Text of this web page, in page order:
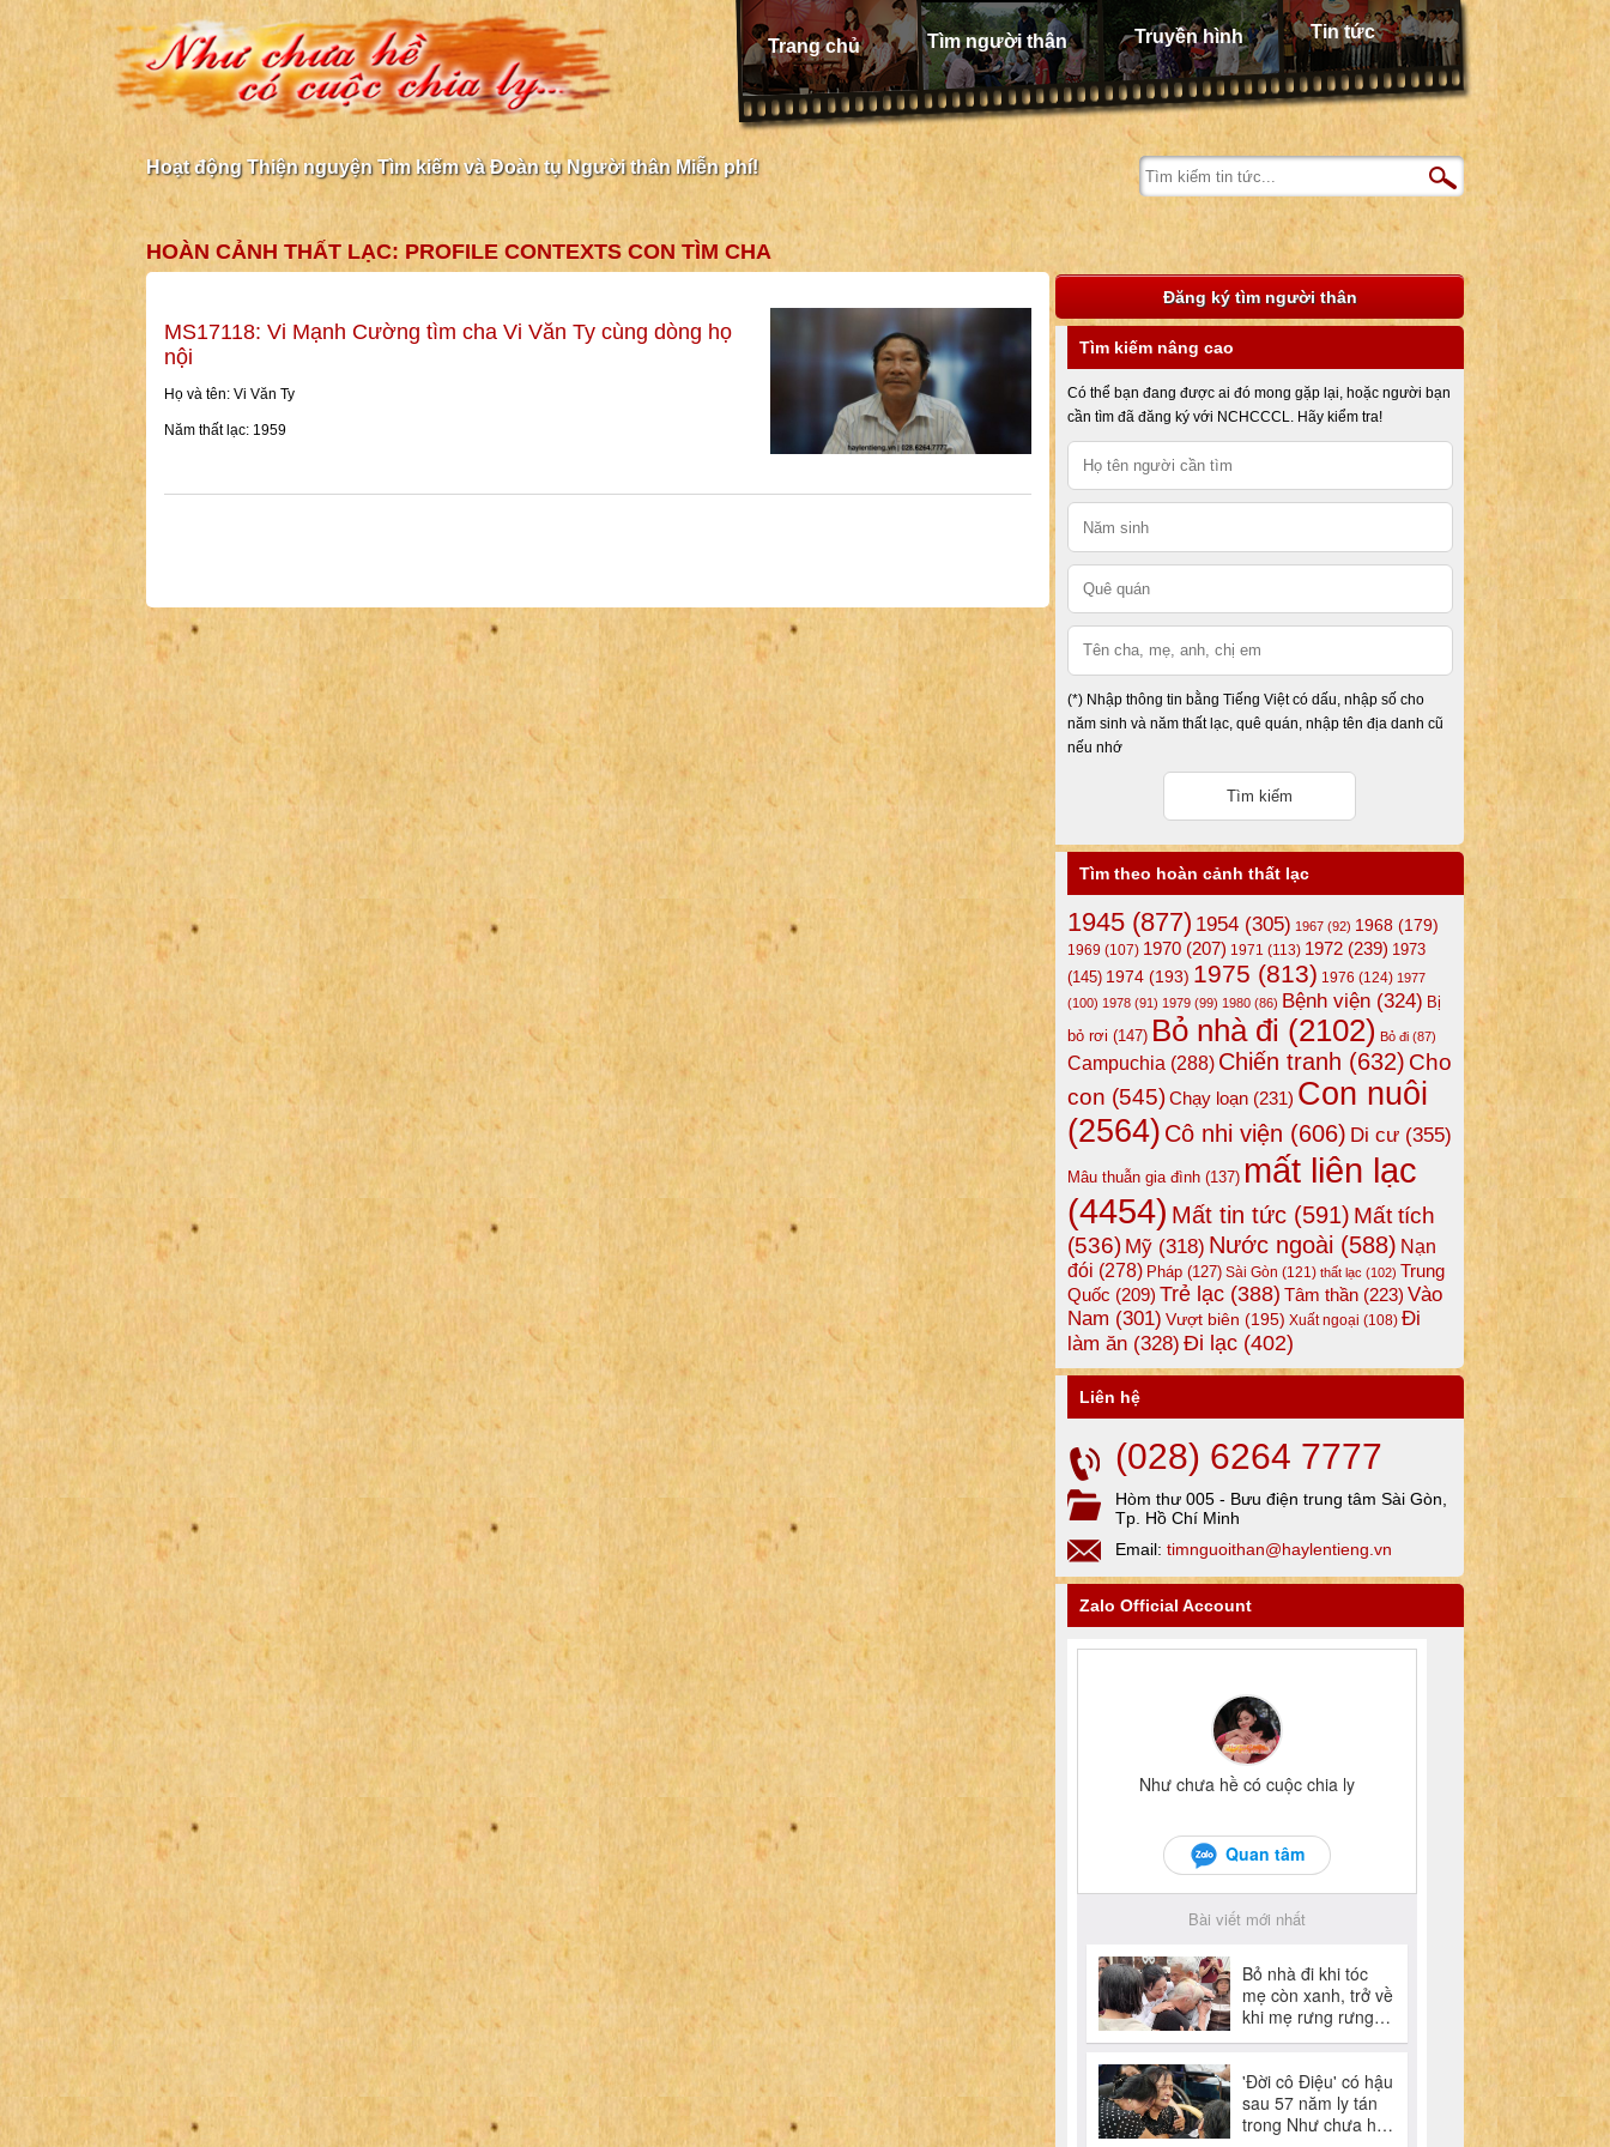
Trang chủ Tìm người thân Truyền hình Tin tức
Hoạt động Thiện nguyện Tìm kiếm và Đoàn tụ Người thân Miễn phí!
HOÀN CẢNH THẤT LẠC: PROFILE CONTEXTS CON TÌM CHA
MS17118: Vi Mạnh Cường tìm cha Vi Văn Ty cùng dòng họ
nội
Họ và tên: Vi Văn Ty
Năm thất lạc: 1959
Đăng ký tìm người thân
Tìm kiếm nâng cao
Có thể bạn đang được ai đó mong gặp lại, hoặc người bạn
cần tìm đã đăng ký với NCHCCCL. Hãy kiểm tra!
(*) Nhập thông tin bằng Tiếng Việt có dấu, nhập số cho
năm sinh và năm thất lạc, quê quán, nhập tên địa danh cũ
nếu nhớ
Tìm theo hoàn cảnh thất lạc
1945 (877) 1954 (305) 1967 (92) 1968 (179)
1969 (107) 1970 (207) 1971 (113) 1972 (239) 1973
(145) 1974 (193) 1975 (813) 1976 (124) 1977
(100) 1978 (91) 1979 (99) 1980 (86) Bệnh viện (324) Bị
bỏ rơi (147) Bỏ nhà đi (2102) Bỏ đi (87)
Campuchia (288) Chiến tranh (632) Cho
con (545)Chạy loạn (231) Con nuôi
(2564) Cô nhi viện (606) Di cư (355)
Mâu thuẫn gia đình (137) mất liên lạc
(4454) Mất tin tức (591) Mất tích
(536) Mỹ (318) Nước ngoài (588) Nạn
đói (278) Pháp (127) Sài Gòn (121) thất lạc (102) Trung
Quốc (209) Trẻ lạc (388) Tâm thần (223) Vào
Nam (301) Vượt biên (195) Xuất ngoại (108) Đi
làm ăn (328) Đi lạc (402)
Liên hệ
(028) 6264 7777
Hòm thư 005 - Bưu điện trung tâm Sài Gòn,
Tp. Hồ Chí Minh
Email: timnguoithan@haylentieng.vn
Zalo Official Account